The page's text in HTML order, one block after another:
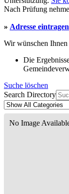
Nach Prüfung
» Adresse eintragen
Wir wünschen
Die
Suche löschen
Search Directory
No Image